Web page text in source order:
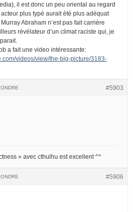
il est donc un peu oriental au regard
plus typé aurait été plus adéquat
Abraham n’est pas fait carrière
révélateur d’un climat raciste qui, je
a fait une video intéressante:
videos/view/the-big-picture/3183-
#5903
» avec cthulhu est excellent ^^
#5906